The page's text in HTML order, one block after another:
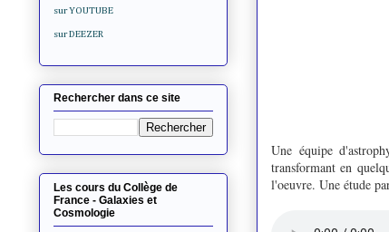
Une équipe
transformant en
l'oeuvre. Une étude
sur YOUTUBE
sur DEEZER
Rechercher dans ce site
Les cours du Collège de
France - Galaxies et
Cosmologie